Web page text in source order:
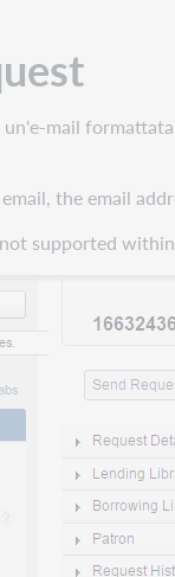
mail
the email
supported